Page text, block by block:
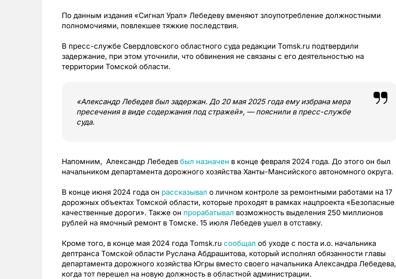
По данным издания «Сигнал Урал» Лебедеву вменяют злоупотребление должностными
полномочиями, повлекшее тяжкие последствия.
В пресс-службе Свердловского областного суда редакции Tomsk.ru подтвердили
задержание, при этом уточнили, что обвинения не связаны с его деятельностью на
территории Томской области.
«Александр Лебедев был задержан. До 20 мая 2025 года ему избрана мера
пресечения в виде содержания под стражей», — пояснили в пресс-службе
суда.
Напомним, Александр Лебедев был назначен в конце февраля 2024 года. До этого он был
начальником департамента дорожного хозяйства Ханты-Мансийского автономного округа.
В конце июня 2024 года он рассказывал о личном контроле за ремонтными работами на 17
дорожных объектах Томской области, которые проходят в рамках нацпроекта «Безопасные
качественные дороги». Также он прорабатывал возможность выделения 250 миллионов
рублей на ямочный ремонт в Томске. 15 июля Лебедев ушел в отставку.
Кроме того, в конце мая 2024 года Tomsk.ru сообщал об уходе с поста и.о. начальника
дептранса Томской области Руслана Абдрашитова, который исполнял обязанности главы
департамента дорожного хозяйства Югры вместо своего начальника Александра Лебедева,
когда тот перешел на новую должность в областной администрации.